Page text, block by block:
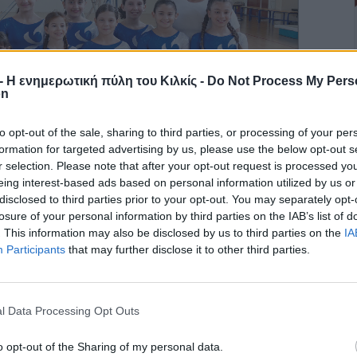
Η ενημερωτική πύλη του Κιλκίς - Do Not Process My
opt-out of the sale, sharing to third parties, or processing of your
for targeted advertising by us, please use the below opt-out
selection. Please note that after your opt-out request is processed
interest-based ads based on personal information utilized by us
to third parties prior to your opt-out. You may separately
of your personal information by third parties on the IAB’s list of
This information may also be disclosed by us to third parties on the
Participants that may further disclose it to other third parties.
Data Processing Opt Outs
opt-out of the Sharing of my personal data.
δικαίωμα να διαμαρτύρεται. Δεν το θεωρώ γκρίνια.
επισκευάστηκε άμεσα, και για το δεύτερο ζήτησα
τα απαραίτητα κονδύλια», ήταν η απάντηση του
η λύση που δόθηκε για το ένα, είναι εκ του προχείρου
Από τον Νοέμβριο ο αναπληρωτής διοικητής κ.
υπουργό Υγείας απαίτησε άμεση λύση, αλλά η 4
για να αντικαταστήσουν και τα δυο ΕΠΙΚΙΝΔΥΝΑ
του προϋπολογισμού» μετά από επτά μήνες.